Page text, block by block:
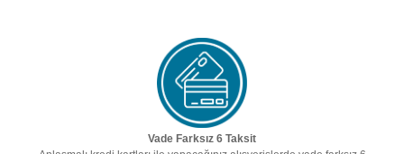
Vade Farksız 6 Taksit